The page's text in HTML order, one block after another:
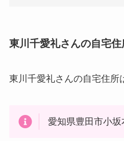
東川千愛礼さんの自宅住
東川千愛礼さんの自宅住所
愛知県豊田市小坂